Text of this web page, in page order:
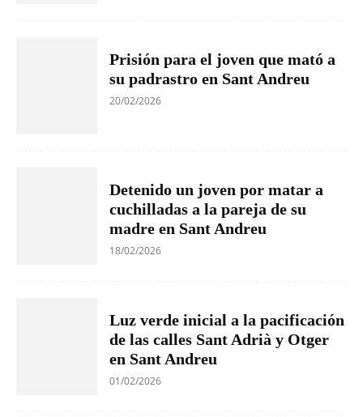
Prisión para el joven que mató a
su padrastro en Sant Andreu
20/02/2026
Detenido un joven por matar a
cuchilladas a la pareja de su
madre en Sant Andreu
18/02/2026
Luz verde inicial a la pacificación
de las calles Sant Adrià y Otger
en Sant Andreu
01/02/2026